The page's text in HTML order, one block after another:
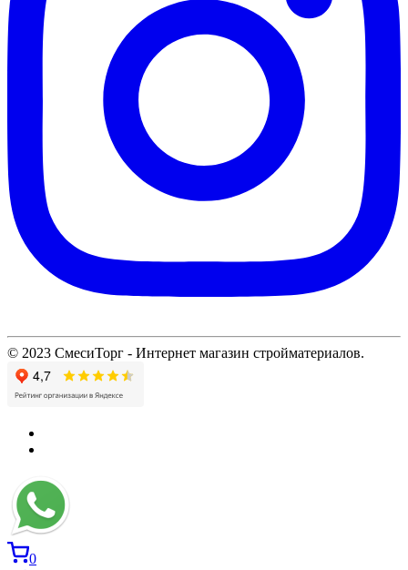
© 2023 СмесиТорг - Интернет магазин стройматериалов.
0